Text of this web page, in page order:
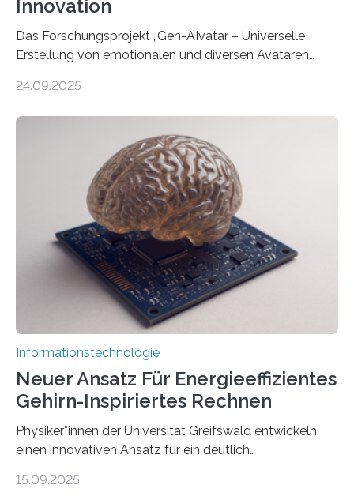
Innovation
Das Forschungsprojekt „Gen-AIvatar – Universelle
Erstellung von emotionalen und diversen Avataren
Förderung in Höhe von rund 2 Millionen Euro. Dabei
der MindPort GmbH eine neuartige, KI-gestützte
Lösung zur Erzeugung von Emotionen für realistische
Avatare. Gen-AIvatar entwickelt innovative und
kosteneffiziente Methoden, um lebensechte Avatare zu
erstellen. „Besonders wichtig ist uns eine ganzheitliche
Animation, bei der Stimme, Körperbewegung, Gestik
und Mimik im Einklang sind…
24.09.2025
Informationstechnologie
Neuer Ansatz Für Energieeffizientes
Gehirn-Inspiriertes Rechnen
Physiker*innen der Universität Greifswald entwickeln
einen innovativen Ansatz für ein deutlich
Lösungsweg ist inspiriert vom menschlichen Gehirn. Die
15.09.2025